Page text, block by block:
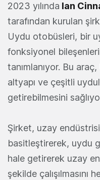
2023 yılında Ian
tarafından kurulan
Uydu otobüsleri, bir
fonksiyonel
tanımlanıyor. Bu
altyapı ve çeşitli
getirebilmesini
Şirket, uzay
basitleştirerek, uydu
hale getirerek uzay
şekilde çalışılmasını